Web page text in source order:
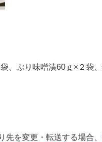
、ぶり味噌漬60ｇ×２袋
を変更・転送する場合、